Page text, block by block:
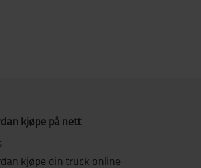
kjøpe på nett
kjøpe din truck online